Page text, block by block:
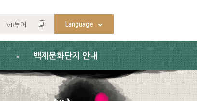
VR투어 Language
백제문화단지 안내